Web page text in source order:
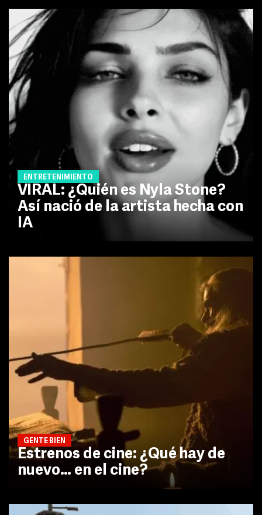
ENTRETENIMIENTO
VIRAL: ¿Quién es Nyla Stone?
Así nació de la artista hecha con
IA
GENTE BIEN
Estrenos de cine: ¿Qué hay de
nuevo… en el cine?